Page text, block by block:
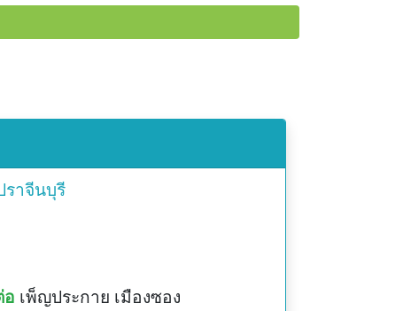
ราจีนบุรี
อ เพ็ญประกาย เมืองซอง